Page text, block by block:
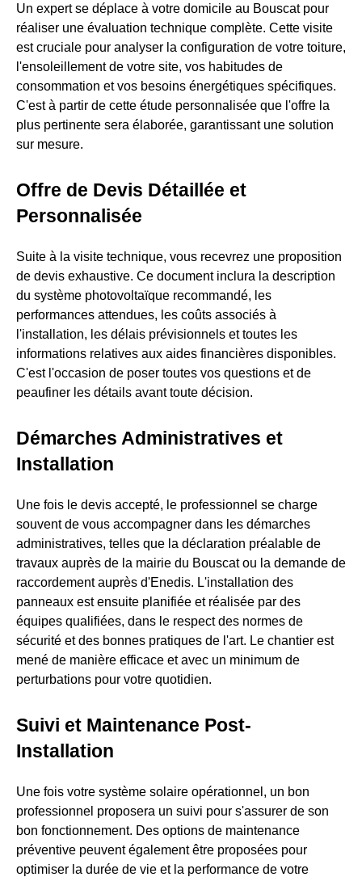
Un expert se déplace à votre domicile au Bouscat pour
réaliser une évaluation technique complète. Cette visite
est cruciale pour analyser la configuration de votre toiture,
l'ensoleillement de votre site, vos habitudes de
consommation et vos besoins énergétiques spécifiques.
C'est à partir de cette étude personnalisée que l'offre la
plus pertinente sera élaborée, garantissant une solution
sur mesure.
Offre de Devis Détaillée et
Personnalisée
Suite à la visite technique, vous recevrez une proposition
de devis exhaustive. Ce document inclura la description
du système photovoltaïque recommandé, les
performances attendues, les coûts associés à
l'installation, les délais prévisionnels et toutes les
informations relatives aux aides financières disponibles.
C'est l'occasion de poser toutes vos questions et de
peaufiner les détails avant toute décision.
Démarches Administratives et
Installation
Une fois le devis accepté, le professionnel se charge
souvent de vous accompagner dans les démarches
administratives, telles que la déclaration préalable de
travaux auprès de la mairie du Bouscat ou la demande de
raccordement auprès d'Enedis. L'installation des
panneaux est ensuite planifiée et réalisée par des
équipes qualifiées, dans le respect des normes de
sécurité et des bonnes pratiques de l'art. Le chantier est
mené de manière efficace et avec un minimum de
perturbations pour votre quotidien.
Suivi et Maintenance Post-
Installation
Une fois votre système solaire opérationnel, un bon
professionnel proposera un suivi pour s'assurer de son
bon fonctionnement. Des options de maintenance
préventive peuvent également être proposées pour
optimiser la durée de vie et la performance de votre